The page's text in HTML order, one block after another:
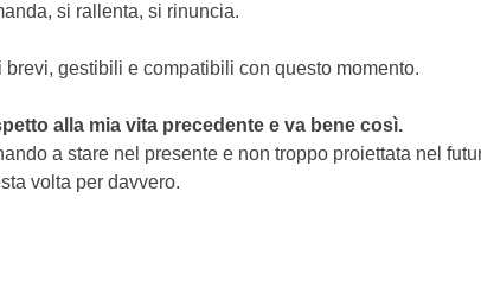
si rallenta, si rinuncia.
gestibili e compatibili con questo momento.
alla mia vita precedente e va bene così.
a stare nel presente e non troppo proiettata nel
volta per davvero.